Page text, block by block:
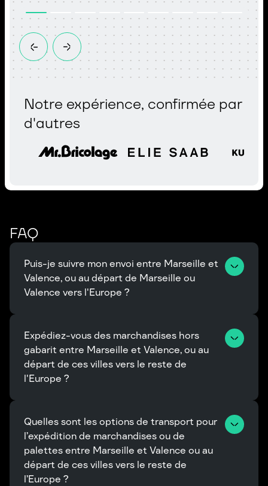
Notre expérience, confirmée par
d'autres
FAQ
Puis-je suivre mon envoi entre Marseille et
Valence, ou au départ de Marseille ou
Valence vers l'Europe ?
Expédiez-vous des marchandises hors
gabarit entre Marseille et Valence, ou au
départ de ces villes vers le reste de
l'Europe ?
Quelles sont les options de transport pour
l’expédition de marchandises ou de
palettes entre Marseille et Valence ou au
départ de ces villes vers le reste de
l’Europe ?